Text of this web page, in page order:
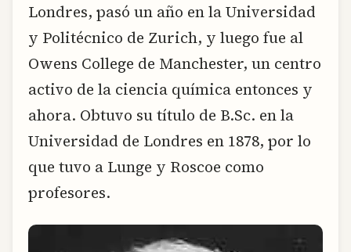
Londres, pasó un año en la Universidad
y Politécnico de Zurich, y luego fue al
Owens College de Manchester, un centro
activo de la ciencia química entonces y
ahora. Obtuvo su título de B.Sc. en la
Universidad de Londres en 1878, por lo
que tuvo a Lunge y Roscoe como
profesores.